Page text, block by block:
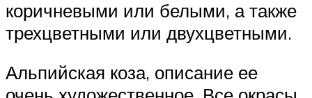
коричневыми или белыми, а также
трехцветными или двухцветными.
Альпийская коза, описание ее